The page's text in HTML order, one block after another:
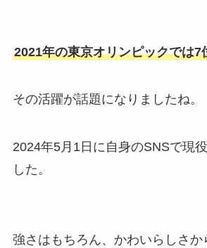
2021年の東京オリンピックでは7
その活躍が話題になりましたね。
2024年5月1日に自身のSNSで現
した。
強さはもちろん、かわいらしさか